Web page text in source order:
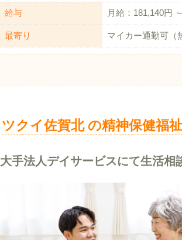
給与 月給：181,140円
最寄り マイカー通勤可（
ツクイ佐賀北 の精神保健福
大手法人デイサービスにて生活相